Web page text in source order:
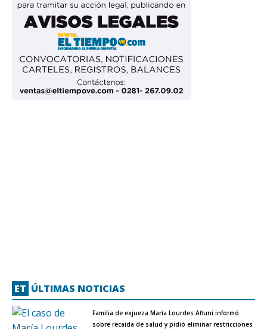
ET ÚLTIMAS NOTICIAS
Familia de exjueza María Lourdes Afiuni informó
sobre recaída de salud y pidió eliminar restricciones